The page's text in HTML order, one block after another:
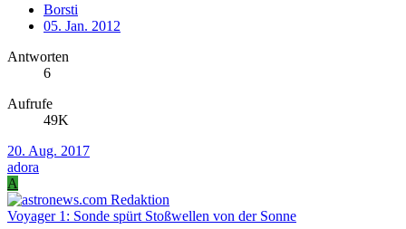
Borsti
05. Jan. 2012
Antworten
6
Aufrufe
49K
20. Aug. 2017
adora
A
Voyager 1: Sonde spürt Stoßwellen von der Sonne